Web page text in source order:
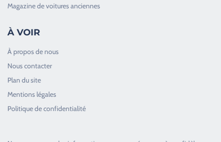
Magazine de voitures anciennes
À VOIR
À propos de nous
Nous contacter
Plan du site
Mentions légales
Politique de confidentialité
Toujours heureux d'aider les passionnés